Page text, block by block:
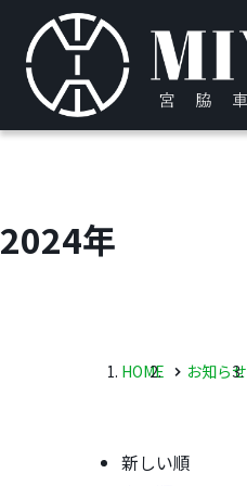
2024年
HOME お知らせ
新しい順